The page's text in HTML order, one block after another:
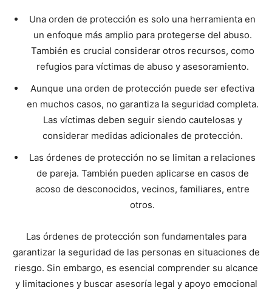
Una orden de protección es solo una herramienta en
un enfoque más amplio para protegerse del abuso.
También es crucial considerar otros recursos, como
refugios para víctimas de abuso y asesoramiento.
Aunque una orden de protección puede ser efectiva
en muchos casos, no garantiza la seguridad completa.
Las víctimas deben seguir siendo cautelosas y
considerar medidas adicionales de protección.
Las órdenes de protección no se limitan a relaciones
de pareja. También pueden aplicarse en casos de
acoso de desconocidos, vecinos, familiares, entre
otros.
Las órdenes de protección son fundamentales para
garantizar la seguridad de las personas en situaciones de
riesgo. Sin embargo, es esencial comprender su alcance
y limitaciones y buscar asesoría legal y apoyo emocional